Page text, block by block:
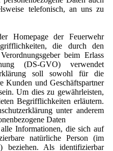
telefonisch, an uns zu
Homepage der Feuerwehr
die durch den
beim Erlass
(DS-GVO) verwendet
soll sowohl für die
Kunden und Geschäftspartner
Um dies zu gewährleisten,
Begrifflichkeiten erläutern.
unter anderem
Daten
Informationen, die sich auf
natürliche Person (im
beziehen. Als identifizierbar